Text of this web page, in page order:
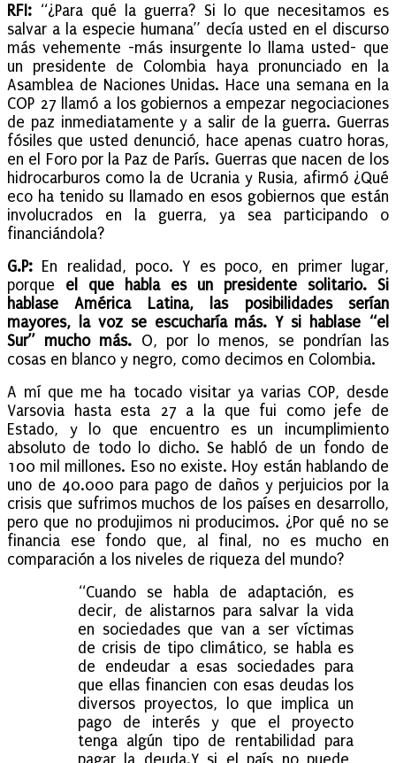
RFI: “¿Para qué la guerra? Si lo que necesitamos es
salvar a la especie humana” decía usted en el discurso
más vehemente -más insurgente lo llama usted- que
un presidente de Colombia haya pronunciado en la
Asamblea de Naciones Unidas. Hace una semana en la
COP 27 llamó a los gobiernos a empezar negociaciones
de paz inmediatamente y a salir de la guerra. Guerras
fósiles que usted denunció, hace apenas cuatro horas,
en el Foro por la Paz de París. Guerras que nacen de los
hidrocarburos como la de Ucrania y Rusia, afirmó ¿Qué
eco ha tenido su llamado en esos gobiernos que están
involucrados en la guerra, ya sea participando o
financiándola?
G.P: En realidad, poco. Y es poco, en primer lugar,
porque el que habla es un presidente solitario. Si
hablase América Latina, las posibilidades serían
mayores, la voz se escucharía más. Y si hablase “el
Sur” mucho más. O, por lo menos, se pondrían las
cosas en blanco y negro, como decimos en Colombia.
A mí que me ha tocado visitar ya varias COP, desde
Varsovia hasta esta 27 a la que fui como jefe de
Estado, y lo que encuentro es un incumplimiento
absoluto de todo lo dicho. Se habló de un fondo de
100 mil millones. Eso no existe. Hoy están hablando de
uno de 40.000 para pago de daños y perjuicios por la
crisis que sufrimos muchos de los países en desarrollo,
pero que no produjimos ni producimos. ¿Por qué no se
financia ese fondo que, al final, no es mucho en
comparación a los niveles de riqueza del mundo?
“Cuando se habla de adaptación, es
decir, de alistarnos para salvar la vida
en sociedades que van a ser víctimas
de crisis de tipo climático, se habla es
de endeudar a esas sociedades para
que ellas financien con esas deudas los
diversos proyectos, lo que implica un
pago de interés y que el proyecto
tenga algún tipo de rentabilidad para